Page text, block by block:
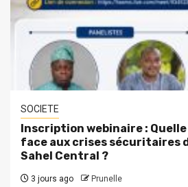
SOCIETE
Inscription webinaire :
face aux crises sécuritaires
Sahel Central ?
3 jours ago Prunelle